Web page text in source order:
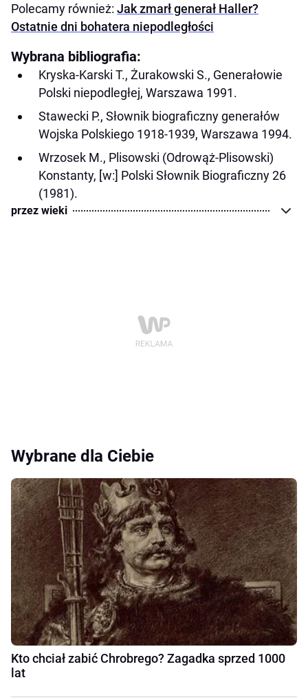
Polecamy również: Jak zmarł generał Haller?
Ostatnie dni bohatera niepodległości
Wybrana bibliografia:
Kryska-Karski T., Żurakowski S., Generałowie
Polski niepodległej, Warszawa 1991.
Stawecki P., Słownik biograficzny generałów
Wojska Polskiego 1918-1939, Warszawa 1994.
Wrzosek M., Plisowski (Odrowąż-Plisowski)
Konstanty, [w:] Polski Słownik Biograficzny 26
(1981).
przez wieki
Wybrane dla Ciebie
Kto chciał zabić Chrobrego? Zagadka sprzed 1000
lat